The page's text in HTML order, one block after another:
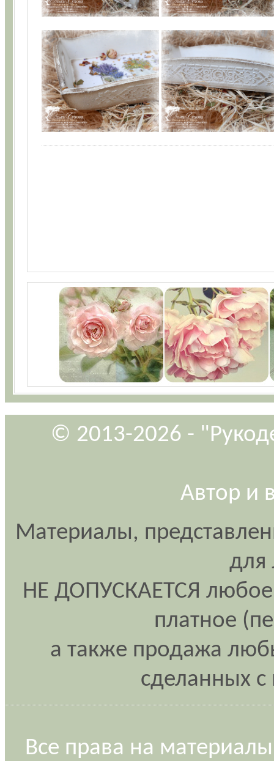
© 2013-2026 -
Автор и
Материалы,
для
НЕ ДОПУСКАЕТСЯ любое
платное
а также продажа
сделанных
Все права на